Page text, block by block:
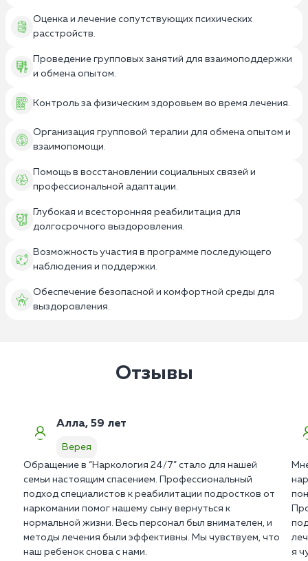
Оценка и лечение сопутствующих психических
расстройств.
Проведение групповых занятий для взаимоподдержки
и обмена опытом.
Контроль за физическим здоровьем во время лечения.
Организация групповой терапии для обмена опытом и
взаимопомощи.
Помощь в восстановлении социальных связей и
профессиональной адаптации.
Глубокая и всесторонняя реабилитация для
долгосрочного выздоровления.
Возможность участия в программе последующего
наблюдения и поддержки.
Обеспечение безопасной и комфортной среды для
выздоровления.
Отзывы
Алла, 59 лет
Верея
Обращение в “Наркология 24/7” стало для нашей
семьи настоящим спасением. Профессиональный
подход специалистов к реабилитации подростков от
наркомании помог нашему сыну вернуться к
нормальной жизни. Весь персонал был внимателен, и
методы лечения были эффективны. Мы чувствуем, что
наш ребенок снова с нами.
я